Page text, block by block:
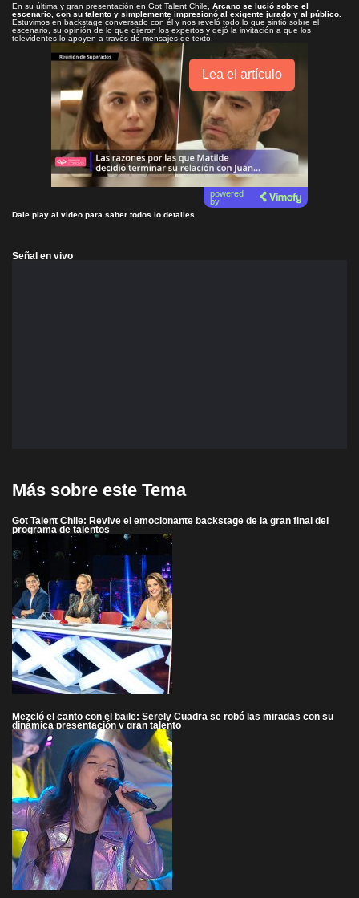
En su última y gran presentación en Got Talent Chile, Arcano se lució sobre el
escenario, con su talento y simplemente impresionó al exigente jurado y al público.
Estuvimos en backstage conversado con él y nos reveló todo lo que sintió sobre el
escenario, su opinión de lo que dijeron los expertos y dejó la invitación a que los
televidentes lo apoyen a través de mensajes de texto.
Lea el artículo
powered
by
Dale play al video para saber todos lo detalles.
Señal en vivo
Más sobre este Tema
Got Talent Chile: Revive el emocionante backstage de la gran final del
programa de talentos
Mezcló el canto con el baile: Serely Cuadra se robó las miradas con su
dinámica presentación y gran talento